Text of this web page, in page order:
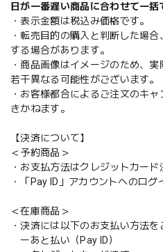
日が一番遅い商品に合わせて一括
・表示金額は税込み価格です。
・転売目的の購入と判断した場
する場合があります。
・商品画像はイメージのため、
若干異なる可能性がございます。
・お客様都合によるご注文のキ
きかねます。
【決済について】
＜予約商品＞
・お支払方法はクレジットカード
・「Pay ID」アカウントへのログ
＜在庫商品＞
・決済には以下のお支払い方法を
ーあと払い（Pay ID）